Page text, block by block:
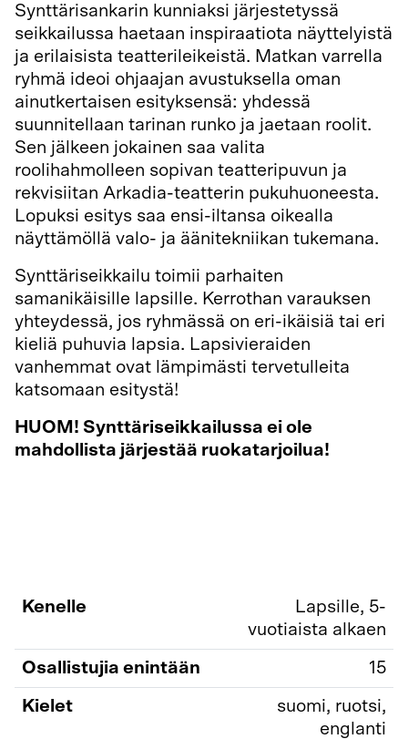
Synttärisankarin kunniaksi järjestetyssä
seikkailussa haetaan inspiraatiota näyttelyistä
ja erilaisista teatterileikeistä. Matkan varrella
ryhmä ideoi ohjaajan avustuksella oman
ainutkertaisen esityksensä: yhdessä
suunnitellaan tarinan runko ja jaetaan roolit.
Sen jälkeen jokainen saa valita
roolihahmolleen sopivan teatteripuvun ja
rekvisiitan Arkadia-teatterin pukuhuoneesta.
Lopuksi esitys saa ensi-iltansa oikealla
näyttämöllä valo- ja äänitekniikan tukemana.
Synttäriseikkailu toimii parhaiten
samanikäisille lapsille. Kerrothan varauksen
yhteydessä, jos ryhmässä on eri-ikäisiä tai eri
kieliä puhuvia lapsia. Lapsivieraiden
vanhemmat ovat lämpimästi tervetulleita
katsomaan esitystä!
HUOM! Synttäriseikkailussa ei ole
mahdollista järjestää ruokatarjoilua!
Kenelle
Lapsille, 5-
vuotiaista alkaen
Osallistujia enintään 15
Kielet
suomi, ruotsi,
englanti